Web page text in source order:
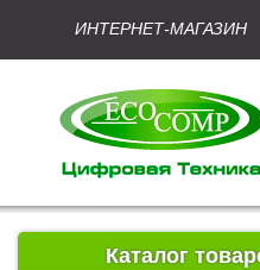
ИНТЕРНЕТ-МАГАЗИН
Каталог